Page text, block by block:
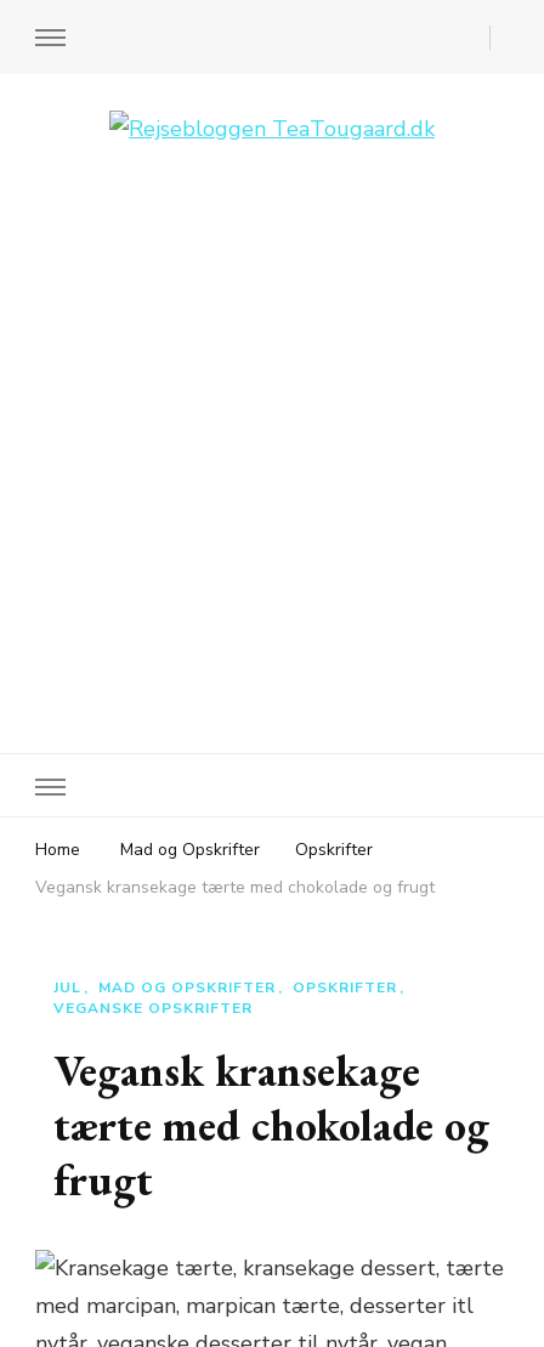
Home Mad og Opskrifter
Opskrifter
Vegansk kransekage tærte med chokolade og frugt
JUL MAD OG OPSKRIFTER
OPSKRIFTER
VEGANSKE OPSKRIFTER
Vegansk kransekage
tærte med chokolade og
frugt